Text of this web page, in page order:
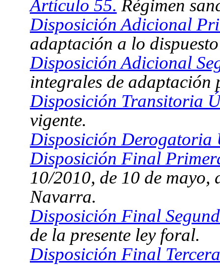
Artículo 55. Régimen
Disposición Adicional
adaptación a lo
Disposición Adicional
integrales de adaptación
Disposición Transitoria
vigente.
Disposición Derogatoria
Disposición Final
10/2010, de 10 de mayo,
Navarra.
Disposición Final
de la presente ley foral.
Disposición Final